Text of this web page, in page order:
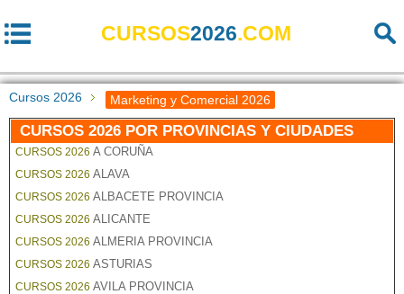
CURSOS2026.COM
Cursos 2026 Marketing y Comercial 2026
CURSOS 2026 POR PROVINCIAS Y CIUDADES
CURSOS 2026 A CORUÑA
CURSOS 2026 ALAVA
CURSOS 2026 ALBACETE PROVINCIA
CURSOS 2026 ALICANTE
CURSOS 2026 ALMERIA PROVINCIA
CURSOS 2026 ASTURIAS
CURSOS 2026 AVILA PROVINCIA